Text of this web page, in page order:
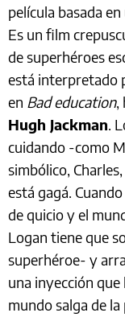
película basada
Es un film
de superhéroes
está interpretado
en Bad education,
Hugh Jackman.
cuidando -como
simbólico,
está gagá.
de quicio y el
Logan tiene que
superhéroe- y
una inyección que
mundo salga de